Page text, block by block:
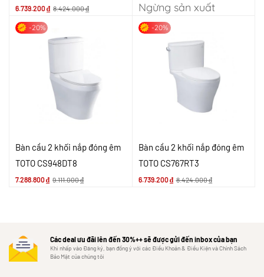
6.739.200₫ 8.424.000₫ Ngừng sản xuất
-20%
Bàn cầu 2 khối nắp đóng êm
TOTO CS948DT8
7.288.800₫ 9.111.000₫
-20%
Bàn cầu 2 khối nắp đóng êm
TOTO CS767RT3
6.739.200₫ 8.424.000₫
Các deal ưu đãi lên đến 30%++ sẽ được gửi đến inbox của bạn
Khi nhấp vào Đăng ký, bạn đồng ý với các Điều Khoản & Điều Kiện và Chính Sách
Bảo Mật của chúng tôi